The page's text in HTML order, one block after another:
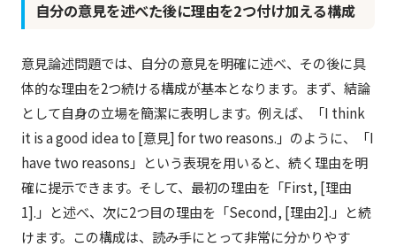
自分の意見を述べた後に理由を2つ付け加える構成
意見論述問題では、自分の意見を明確に述べ、その後に具
体的な理由を2つ続ける構成が基本となります。まず、結論
として自身の立場を簡潔に表明します。例えば、「I think
it is a good idea to [意見] for two reasons.」のように、「I
have two reasons」という表現を用いると、続く理由を明
確に提示できます。そして、最初の理由を「First, [理由
1].」と述べ、次に2つ目の理由を「Second, [理由2].」と続
けます。この構成は、読み手にとって非常に分かりやす